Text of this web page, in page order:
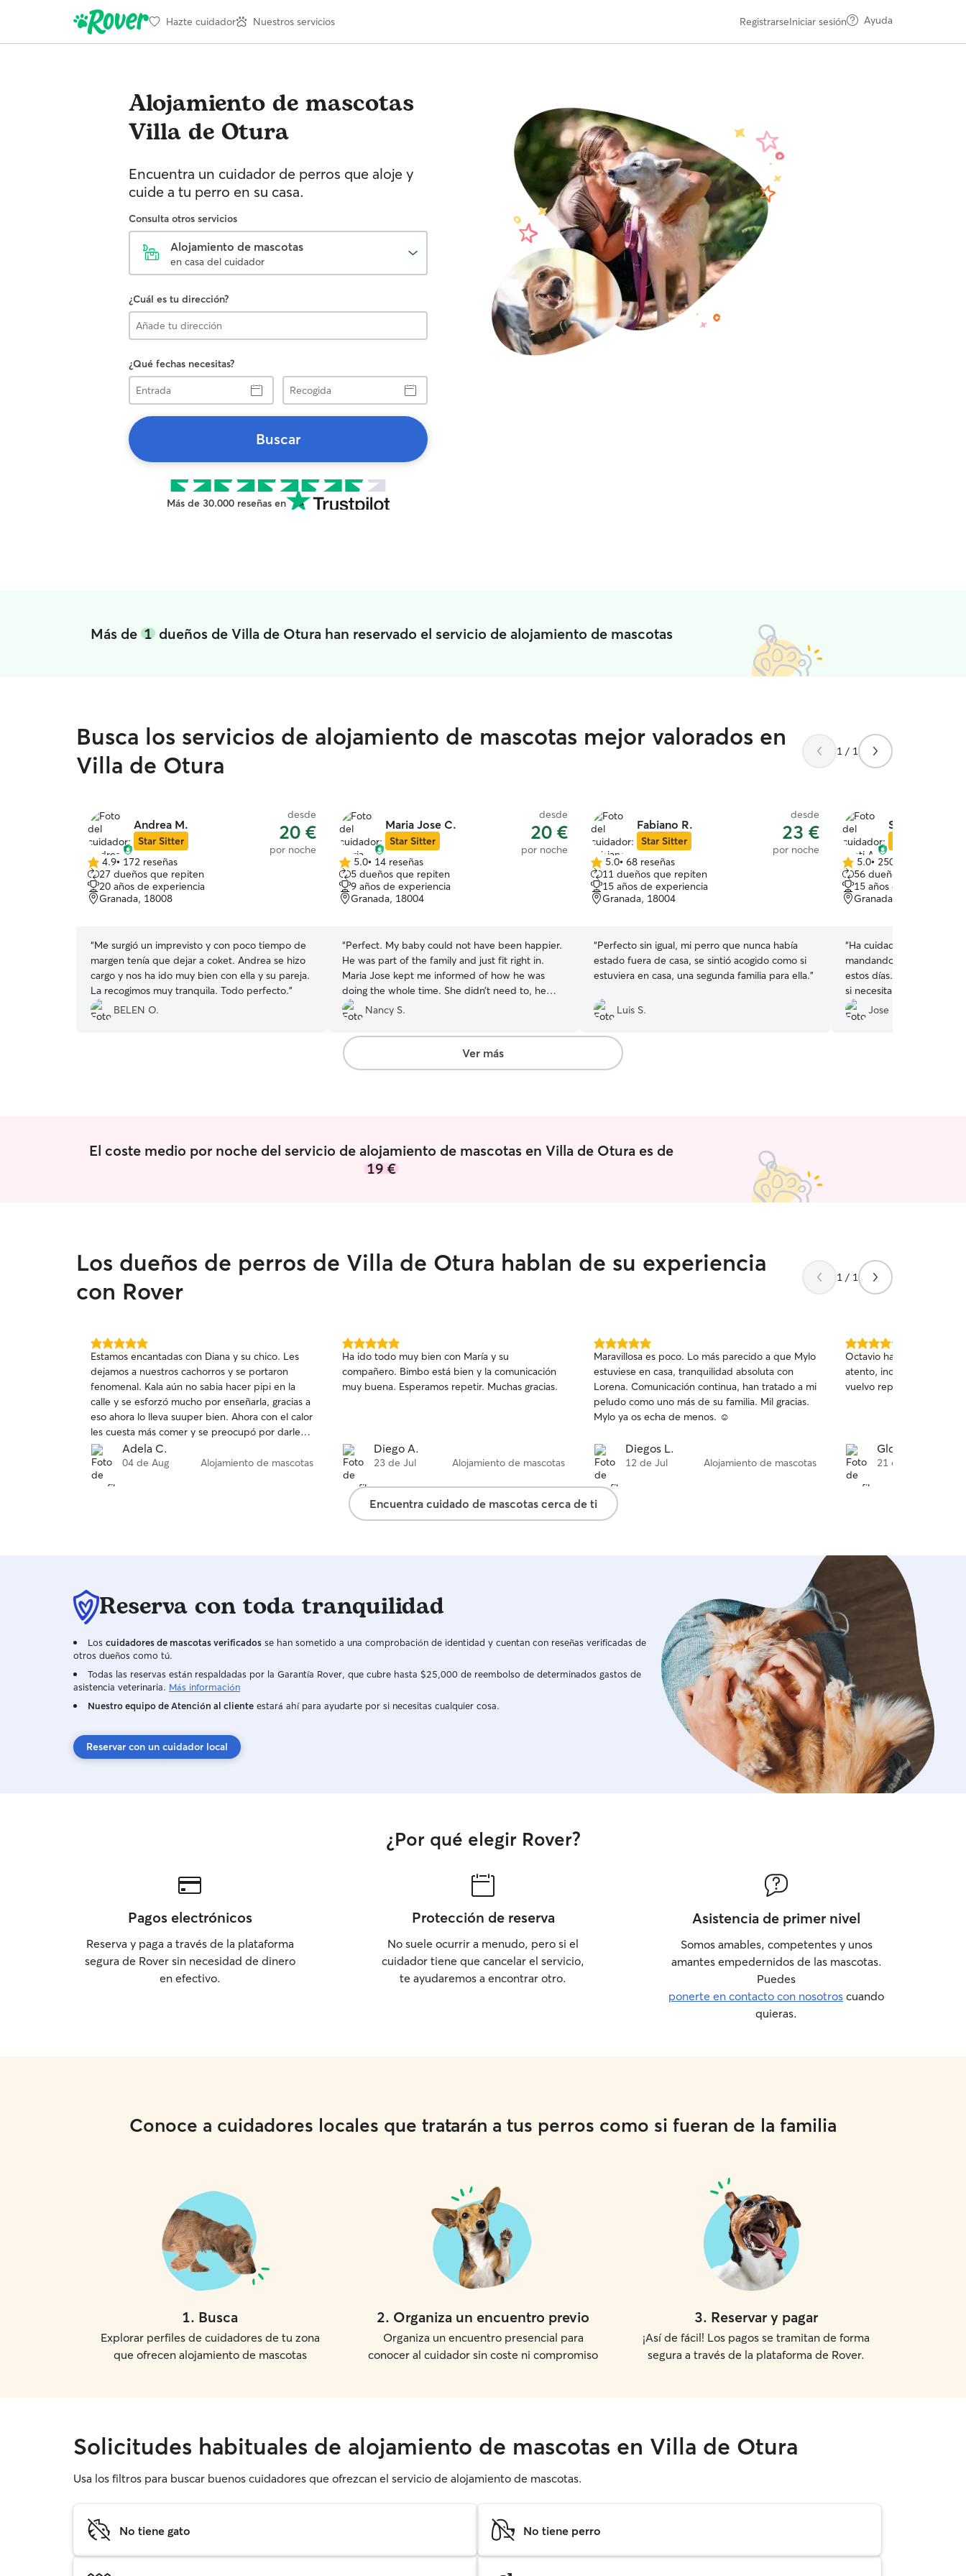
Hazte cuidador Nuestros servicios RegistrarseIniciar sesión Ayuda
Alojamiento de mascotas
Villa de Otura
Encuentra un cuidador de perros que aloje y
cuide a tu perro en su casa.
Consulta otros servicios
Alojamiento de mascotas
en casa del cuidador
¿Cuál es tu dirección?
¿Qué fechas necesitas?
Entrada
Recogida
Buscar
Más de 30.000 reseñas en
Más de 1dueños de Villa de Otura han reservado el servicio de alojamiento de mascotas
Busca los servicios de alojamiento de mascotas mejor valorados en
Villa de Otura
1 / 1
Andrea M.
Star Sitter
desde
20 €
por noche
4.9
de
5
estrellas
4.9• 172 reseñas
27 dueños que repiten
20 años de experiencia
Granada, 18008
“Me surgió un imprevisto y con poco tiempo de
margen tenía que dejar a coket. Andrea se hizo
cargo y nos ha ido muy bien con ella y su pareja.
La recogimos muy tranquila. Todo perfecto.”
BELEN O.
Maria Jose C.
Star Sitter
desde
20 €
por noche
5.0
de
5
estrellas
5.0• 14 reseñas
5 dueños que repiten
9 años de experiencia
Granada, 18004
“Perfect. My baby could not have been happier.
He was part of the family and just fit right in.
Maria Jose kept me informed of how he was
doing the whole time. She didn’t need to, he
was clearly with his second family. I have no
hesitation about leaving him with her anytime.
She loves dogs and they love her and her family.
Thank you Maria Jose.
Nancy S.
Fabiano R.
Star Sitter
desde
23 €
por noche
5.0
de
5
estrellas
5.0• 68 reseñas
11 dueños que repiten
15 años de experiencia
Granada, 18004
“Perfecto sin igual, mi perro que nunca había
estado fuera de casa, se sintió acogido como si
estuviera en casa, una segunda familia para ella.”
Luis S.
Santi A.
5.0
de
5
estrellas
5.0• 250 reseñas
56 dueños que repiten
15 años de experiencia
Granada, 18001
“Ha cuidado muy bien de
mandando fotos y
estos días. Lo
si necesitamos que
Cuando la fui a recoger
Gracias
Jose S.
Ver más
El coste medio por noche del servicio de alojamiento de mascotas en Villa de Otura es de
19 €
Los dueños de perros de Villa de Otura hablan de su experiencia
con Rover
1 / 1
5.0
de
5
estrellas
Estamos encantadas con Diana y su chico. Les
dejamos a nuestros cachorros y se portaron
fenomenal. Kala aún no sabia hacer pipi en la
calle y se esforzó mucho por enseñarla, gracias a
eso ahora lo lleva suuper bien. Ahora con el calor
les cuesta más comer y se preocupó por darle
incluso uno a uno los granitos. Ls cachorros son
muy trabajosos y ella siempre con una sonrisa y
encantadora, informandonos durante todo el
Adela C.
04 de Aug Alojamiento de mascotas
5.0
de
5
estrellas
Ha ido todo muy bien con María y su
compañero. Bimbo está bien y la comunicación
muy buena. Esperamos repetir. Muchas gracias.
Diego A.
23 de Jul Alojamiento de mascotas
5.0
de
5
estrellas
Maravillosa es poco. Lo más parecido a que Mylo
estuviese en casa, tranquilidad absoluta con
Lorena. Comunicación continua, han tratado a mi
peludo como uno más de su familia. Mil gracias.
Mylo ya os echa de menos. ☺️
Diegos L.
12 de Jul Alojamiento de mascotas
5.0
de
5
estrellas
Octavio ha sido muy
atento, incluso nos envió
vuelvo repetiré, gracias 🙂
Gloria H.
21 de Jun
Encuentra cuidado de mascotas cerca de ti
Reserva con toda tranquilidad
Los cuidadores de mascotas verificados se han sometido a una comprobación de identidad y cuentan con reseñas verificadas de
otros dueños como tú.
Todas las reservas están respaldadas por la Garantía Rover, que cubre hasta $25,000 de reembolso de determinados gastos de
asistencia veterinaria. Más información
Nuestro equipo de Atención al cliente estará ahí para ayudarte por si necesitas cualquier cosa.
Reservar con un cuidador local
¿Por qué elegir Rover?
Pagos electrónicos
Reserva y paga a través de la plataforma
segura de Rover sin necesidad de dinero
en efectivo.
Protección de reserva
No suele ocurrir a menudo, pero si el
cuidador tiene que cancelar el servicio,
te ayudaremos a encontrar otro.
Asistencia de primer nivel
Somos amables, competentes y unos
amantes empedernidos de las mascotas.
Puedes
ponerte en contacto con nosotros cuando
quieras.
Conoce a cuidadores locales que tratarán a tus perros como si fueran de la familia
1. Busca
Explorar perfiles de cuidadores de tu zona
que ofrecen alojamiento de mascotas
2. Organiza un encuentro previo
Organiza un encuentro presencial para
conocer al cuidador sin coste ni compromiso
3. Reservar y pagar
¡Así de fácil! Los pagos se tramitan de forma
segura a través de la plataforma de Rover.
Solicitudes habituales de alojamiento de mascotas en Villa de Otura
Usa los filtros para buscar buenos cuidadores que ofrezcan el servicio de alojamiento de mascotas.
No tiene gato No tiene perro